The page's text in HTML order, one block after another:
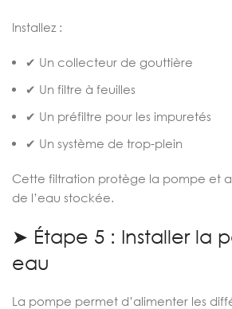
Installez :
✔ Un collecteur de gouttière
✔ Un filtre à feuilles
✔ Un préfiltre pour les impuretés
✔ Un système de trop-plein
Cette filtration protège la pompe et
de l’eau stockée.
➤ Étape 5 : Installer la
eau
La pompe permet d’alimenter les